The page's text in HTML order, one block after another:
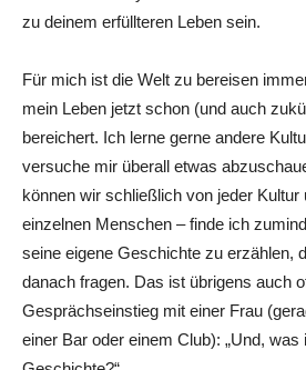
zu deinem erfüllteren Leben sein.
Für mich ist die Welt zu bereisen
mein Leben jetzt schon (und auch
bereichert. Ich lerne gerne andere
versuche mir überall etwas
können wir schließlich von jeder Kultur
einzelnen Menschen – finde ich
seine eigene Geschichte zu erzählen,
danach fragen. Das ist übrigens auch
Gesprächseinstieg mit einer Frau
einer Bar oder einem Club): „Und, was